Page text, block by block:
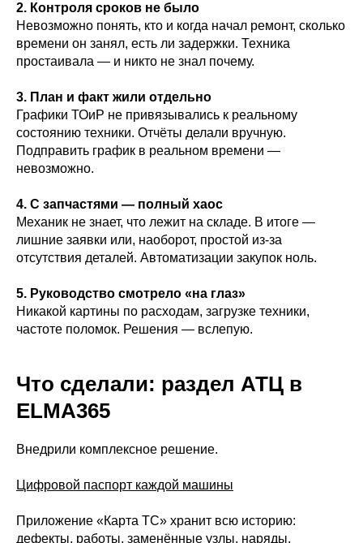
2. Контроля сроков не было
Невозможно понять, кто и когда начал ремонт, сколько
времени он занял, есть ли задержки. Техника
простаивала — и никто не знал почему.
3. План и факт жили отдельно
Графики ТОиР не привязывались к реальному
состоянию техники. Отчёты делали вручную.
Подправить график в реальном времени —
невозможно.
4. С запчастями — полный хаос
Механик не знает, что лежит на складе. В итоге —
лишние заявки или, наоборот, простой из-за
отсутствия деталей. Автоматизации закупок ноль.
5. Руководство смотрело «на глаз»
Никакой картины по расходам, загрузке техники,
частоте поломок. Решения — вслепую.
Что сделали: раздел АТЦ в
ELMA365
Внедрили комплексное решение.
Цифровой паспорт каждой машины
Приложение «Карта ТС» хранит всю историю:
дефекты, работы, заменённые узлы, наряды,